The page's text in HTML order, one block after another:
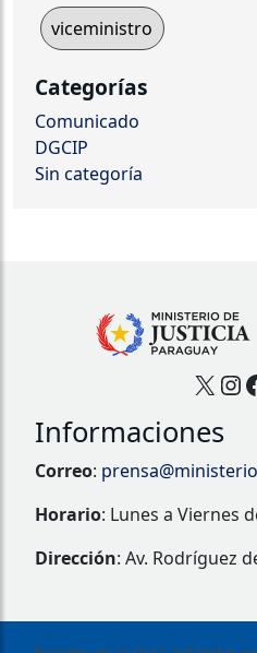
viceministro
Categorías
Comunicado
DGCIP
Sin categoría
X
Informaciones
Correo:
Horario: Lunes a Viernes
Dirección: Av. Rodríguez